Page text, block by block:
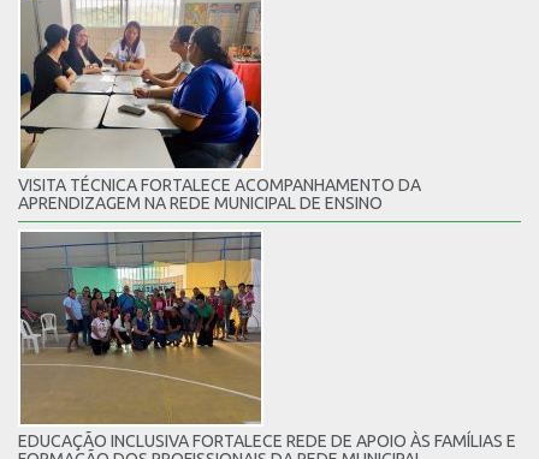
VISITA TÉCNICA FORTALECE ACOMPANHAMENTO DA
APRENDIZAGEM NA REDE MUNICIPAL DE ENSINO
EDUCAÇÃO INCLUSIVA FORTALECE REDE DE APOIO ÀS FAMÍLIAS E